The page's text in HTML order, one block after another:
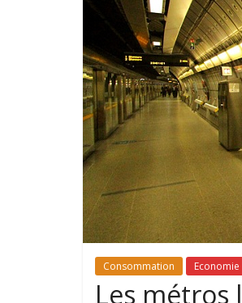
Consommation Economie
Les